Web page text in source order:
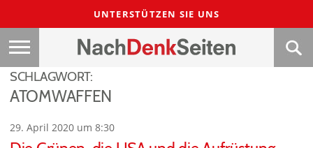
UNTERSTÜTZEN SIE UNS
SCHLAGWORT:
ATOMWAFFEN
29. April 2020 um 8:30